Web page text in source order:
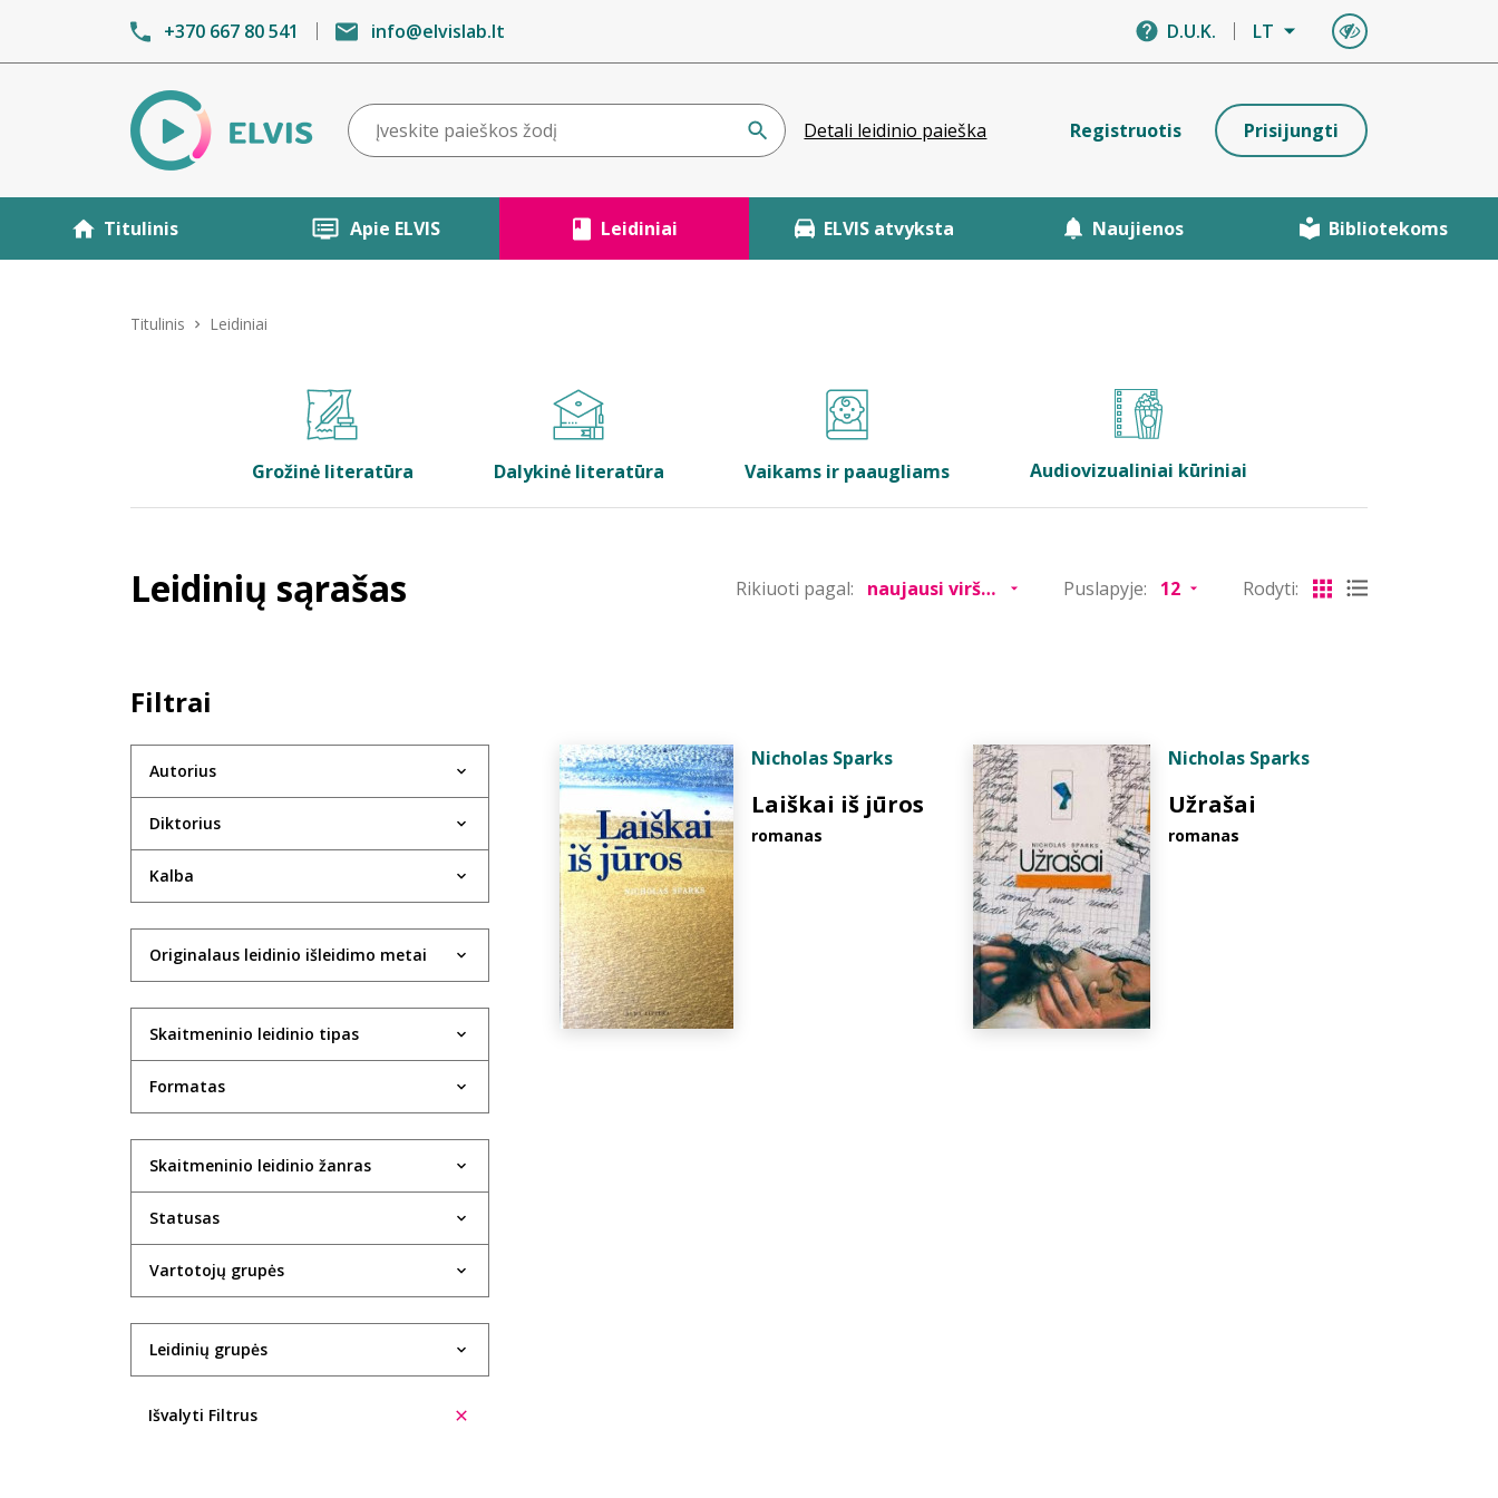
+370 667 80 541 info@elvislab.lt D.U.K. LT
Detali leidinio paieška Registruotis Prisijungti
Titulinis Apie ELVIS Leidiniai ELVIS atvyksta Naujienos Bibliotekoms
Titulinis Leidiniai
Grožinė literatūra Dalykinė literatūra Vaikams ir paaugliams Audiovizualiniai kūriniai
Leidinių sąrašas Rikiuoti pagal: Puslapyje: Rodyti:
Filtrai
Autorius
Diktorius
Kalba
Originalaus leidinio išleidimo metai
Skaitmeninio leidinio tipas
Formatas
Skaitmeninio leidinio žanras
Statusas
Vartotojų grupės
Leidinių grupės
Išvalyti Filtrus
Nicholas Sparks
Laiškai iš jūros
romanas
Nicholas Sparks
Užrašai
romanas